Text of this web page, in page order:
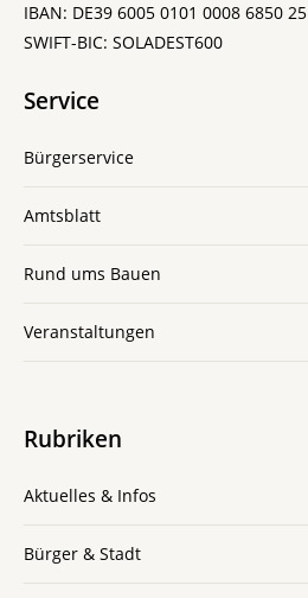
IBAN: DE39 6005 0101 0008 6850 25
SWIFT-BIC: SOLADEST600
Service
Bürgerservice
Amtsblatt
Rund ums Bauen
Veranstaltungen
Rubriken
Aktuelles & Infos
Bürger & Stadt